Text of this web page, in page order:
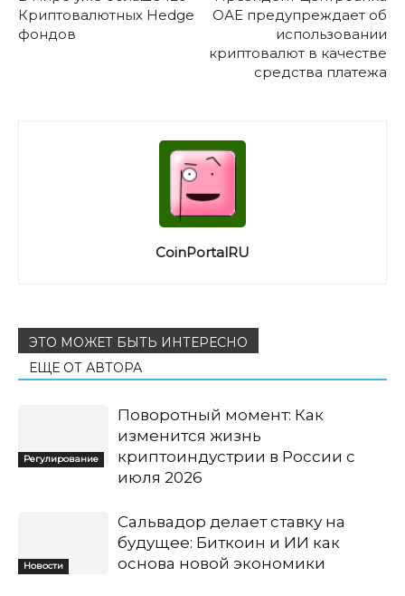
Криптовалютных Hedge
фондов
ОАЕ предупреждает об
использовании
криптовалют в качестве
средства платежа
CoinPortalRU
ЭТО МОЖЕТ БЫТЬ ИНТЕРЕСНО
ЕЩЕ ОТ АВТОРА
Регулирование
Поворотный момент: Как
изменится жизнь
криптоиндустрии в России с
июля 2026
Новости
Сальвадор делает ставку на
будущее: Биткоин и ИИ как
основа новой экономики